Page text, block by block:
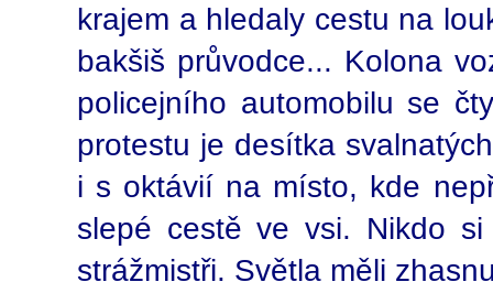
krajem a hledaly cestu na
bakšiš průvodce... Kolona
policejního automobilu se
protestu je desítka
i s oktávií na místo, kde
slepé cestě ve vsi. Nikdo
strážmistři. Světla měli